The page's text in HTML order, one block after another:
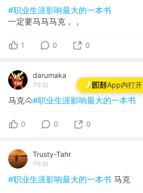
App内打开
#职业生涯影响最大的一本书
一定要马马马克，，
1 0 0
darumaka
7年前
马克🐴#职业生涯影响最大的一本书
0 0 0
Trusty-Tahr
7年前
#职业生涯影响最大的一本书 马克